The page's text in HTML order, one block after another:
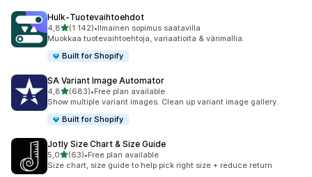
Hulk‑Tuotevaihtoehdot
4,8/ 5 tähteä
(1 142)
1142 arvostelua yhteensä
•Ilmainen sopimus saatavilla
Muokkaa tuote­vaihtoehtoja, variaatioita & värimallia.
Built for Shopify
SA Variant Image Automator
4,8/ 5 tähteä
(683)
683 arvostelua yhteensä
•Free plan available
Show multiple variant images. Clean up variant image gallery.
Built for Shopify
Jotly Size Chart & Size Guide
5,0/ 5 tähteä
(63)
63 arvostelua yhteensä
•Free plan available
Size chart, size guide to help pick right size + reduce return